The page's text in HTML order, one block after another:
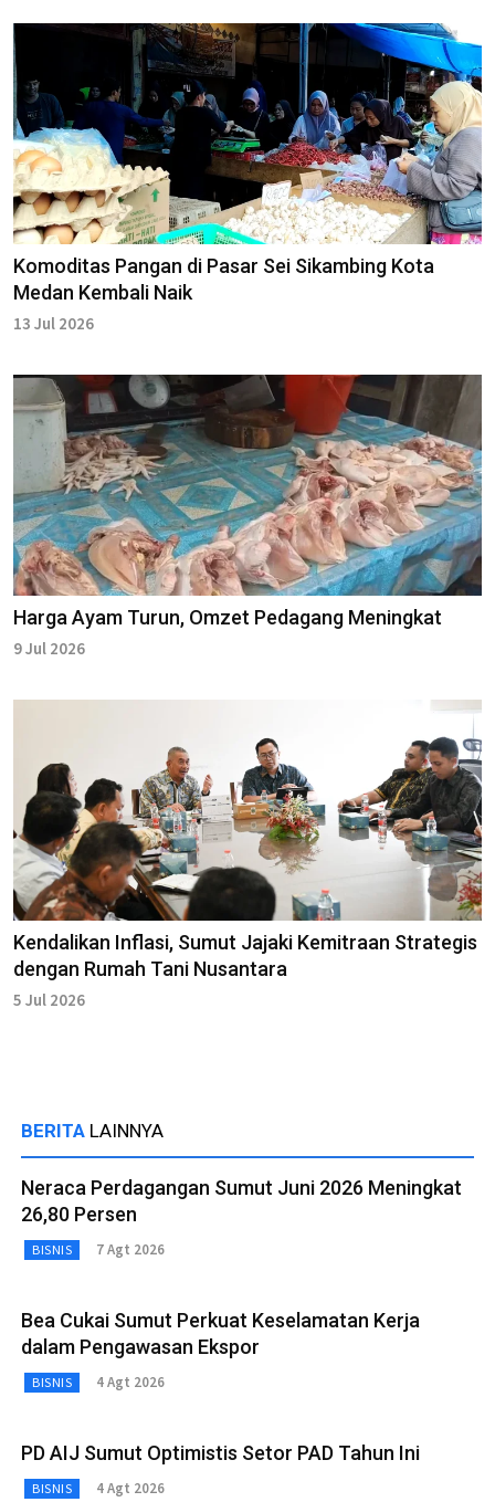
Komoditas Pangan di Pasar Sei Sikambing Kota
Medan Kembali Naik
13 Jul 2026
Harga Ayam Turun, Omzet Pedagang Meningkat
9 Jul 2026
Kendalikan Inflasi, Sumut Jajaki Kemitraan Strategis
dengan Rumah Tani Nusantara
5 Jul 2026
BERITA LAINNYA
Neraca Perdagangan Sumut Juni 2026 Meningkat
26,80 Persen
BISNIS 7 Agt 2026
Bea Cukai Sumut Perkuat Keselamatan Kerja
dalam Pengawasan Ekspor
BISNIS 4 Agt 2026
PD AIJ Sumut Optimistis Setor PAD Tahun Ini
BISNIS 4 Agt 2026